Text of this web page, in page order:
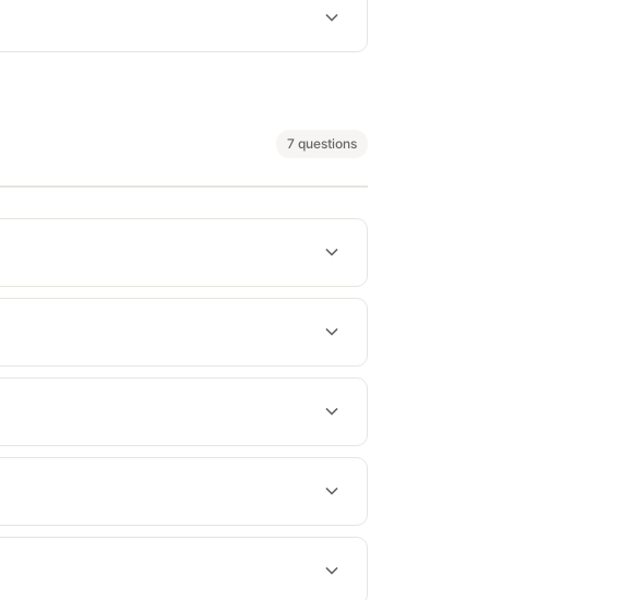
7 questions